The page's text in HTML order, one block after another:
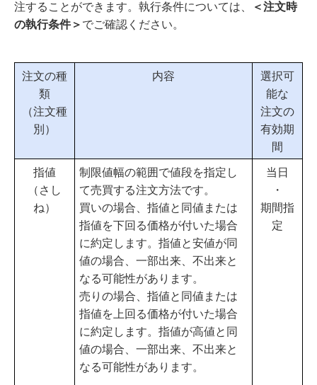
注することができます。執行条件については、
＜注文時
の執行条件＞ でご確認ください。
注文の種
類
（注文種
別）
内容
選択可
能な
注文の
有効期
間
指値
（さし
ね）
制限値幅の範囲で値段を指定し
て売買する注文方法です。
買いの場合、指値と同値または
指値を下回る価格が付いた場合
に約定します。指値と安値が同
値の場合、一部出来、不出来と
なる可能性があります。
売りの場合、指値と同値または
指値を上回る価格が付いた場合
に約定します。指値が高値と同
値の場合、一部出来、不出来と
なる可能性があります。
当日
・
期間指
定